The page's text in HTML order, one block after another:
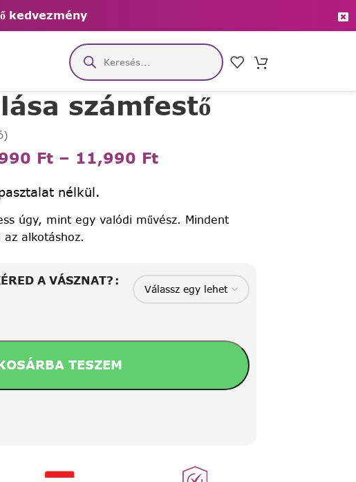
kedvezmény
számfestő
Ft – 11,990 Ft
nélkül.
úgy, mint egy valódi művész. Mindent
alkotáshoz.
A VÁSZNAT?
TESZEM